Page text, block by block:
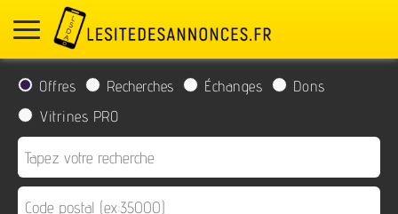
Offres Recherches Échanges
Dons
Vitrines PRO